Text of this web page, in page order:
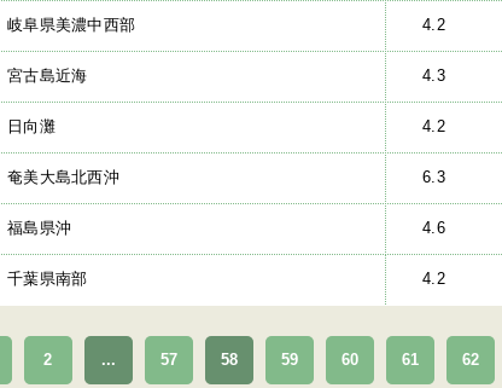
岐阜県美濃中西部 4.2
宮古島近海 4.3
日向灘 4.2
奄美大島北西沖 6.3
福島県沖 4.6
千葉県南部 4.2
2 ... 57 58 59 60 61 62